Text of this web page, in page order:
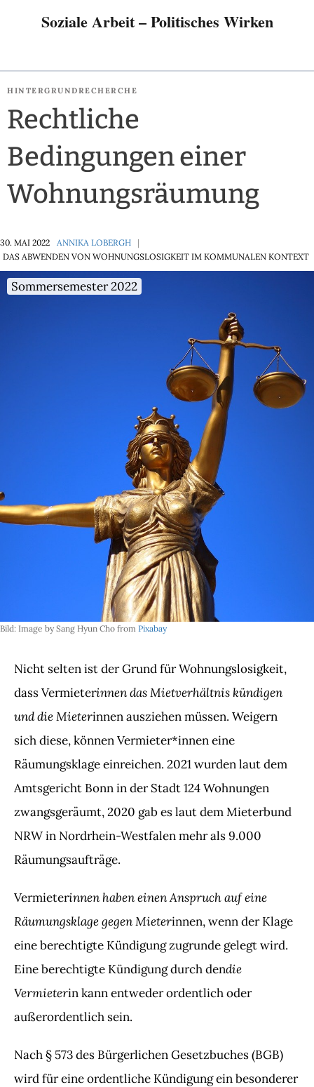
Soziale Arbeit – Politisches Wirken
HINTERGRUNDRECHERCHE
Rechtliche
Bedingungen einer
Wohnungsräumung
30. MAI 2022
ANNIKA LOBERGH
DAS ABWENDEN VON WOHNUNGSLOSIGKEIT IM KOMMUNALEN KONTEXT
Sommersemester 2022
Bild: Image by Sang Hyun Cho from Pixabay
Nicht selten ist der Grund für Wohnungslosigkeit,
dass Vermieterinnen das Mietverhältnis kündigen
und die Mieterinnen ausziehen müssen. Weigern
sich diese, können Vermieter*innen eine
Räumungsklage einreichen. 2021 wurden laut dem
Amtsgericht Bonn in der Stadt 124 Wohnungen
zwangsgeräumt, 2020 gab es laut dem Mieterbund
NRW in Nordrhein-Westfalen mehr als 9.000
Räumungsaufträge.
Vermieterinnen haben einen Anspruch auf eine
Räumungsklage gegen Mieterinnen, wenn der Klage
eine berechtigte Kündigung zugrunde gelegt wird.
Eine berechtigte Kündigung durch dendie
Vermieterin kann entweder ordentlich oder
außerordentlich sein.
Nach § 573 des Bürgerlichen Gesetzbuches (BGB)
wird für eine ordentliche Kündigung ein besonderer